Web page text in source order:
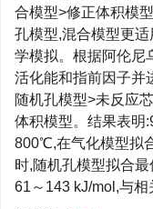
合模型>修正体积模
孔模型,混合模型更
学模拟。根据阿伦尼
活化能和指前因子并
随机孔模型>未反应
体积模型。结果表
800℃,在气化模型拟
时,随机孔模型拟合
61～143 kJ/mol,与相